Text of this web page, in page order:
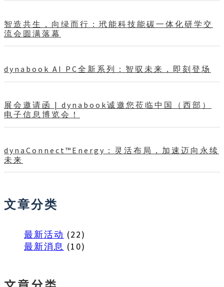
智造共生，向绿而行：玳能科技能碳一体化研学交
流会圆满落幕
dynabook AI PC全新系列：智驭未来，即刻登场
展会邀请函 | dynabook诚邀您莅临中国（西部）
电子信息博览会！
dynaConnect™Energy：灵活布局，加速迈向永续
未来
文章分类
最新活动 (22)
最新消息 (10)